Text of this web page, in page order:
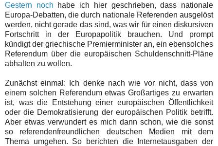
Gestern noch habe ich hier geschrieben, dass nationale
Europa-Debatten, die durch nationale Referenden ausgelöst
werden, nicht gerade das sind, was wir für einen diskursiven
Fortschritt in der Europapolitik brauchen. Und prompt
kündigt der griechische Premierminister an, ein ebensolches
Referendum über die europäischen Schuldenschnitt-Pläne
abhalten zu wollen.
Zunächst einmal: Ich denke nach wie vor nicht, dass von
einem solchen Referendum etwas Großartiges zu erwarten
ist, was die Entstehung einer europäischen Öffentlichkeit
oder die Demokratisierung der europäischen Politik betrifft.
Aber etwas verwundert es mich dann schon, wie die sonst
so referendenfreundlichen deutschen Medien mit dem
Thema umgehen. So berichten die Internetausgaben der